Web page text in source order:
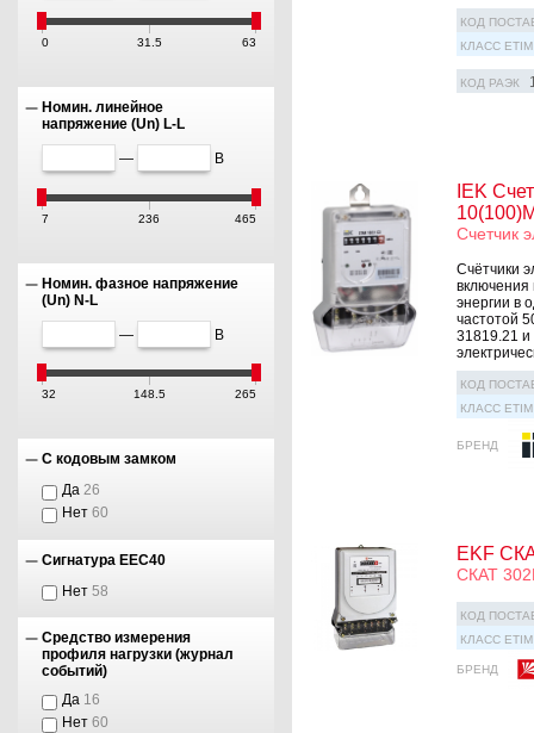
0 31.5 63
Номин. линейное
напряжение (Un) L-L
— В
7 236 465
Номин. фазное напряжение
(Un) N-L
— В
32 148.5 265
С кодовым замком
Да 26
Нет 60
Сигнатура ЕЕС40
Нет 58
Средство измерения
профиля нагрузки (журнал
событий)
Да 16
Нет 60
КОД
КЛАСС ETIM
КОД РАЭК
IEK
Счетчик
Счётчики
включения
энергии в
частотой
31819.21 и
КОД
КЛАСС ETIM
БРЕНД
EKF
СКАТ
КОД
КЛАСС ETIM
БРЕНД